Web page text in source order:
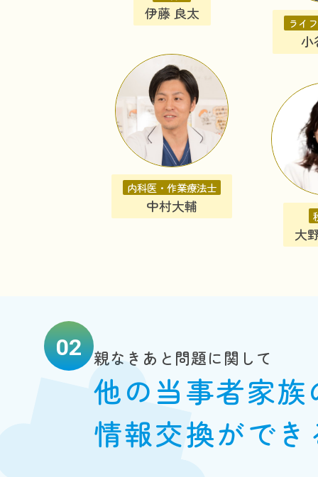
伊藤 良太
ライ
小
内科医・作業療法士
中村大輔
大
02 親なきあと問題に関して
他の当事者家
情報交換ができ